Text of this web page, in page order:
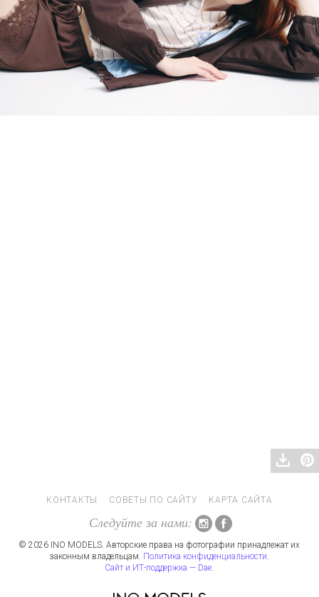
КОНТАКТЫ СОВЕТЫ ПО САЙТУ КАРТА САЙТА
Следуйте за нами:
© 2026 INO MODELS. Авторские права на фотографии принадлежат их
законным владельцам. Политика конфиденциальности.
Сайт и ИТ-поддержка — Dae.